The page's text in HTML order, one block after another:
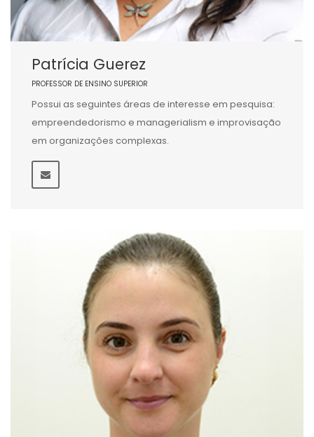
Patrícia Guerez
PROFESSOR DE ENSINO SUPERIOR
Possui as seguintes áreas de interesse em pesquisa:
empreendedorismo e managerialism e improvisação
em organizações complexas.